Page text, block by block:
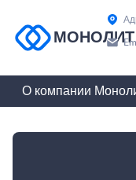
МОНОЛИТ
О компании